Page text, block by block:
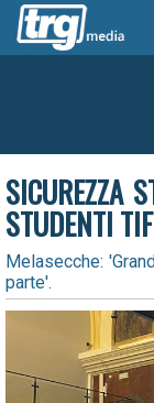
SICUREZZA
STUDENTI
Melasecche:
parte'.